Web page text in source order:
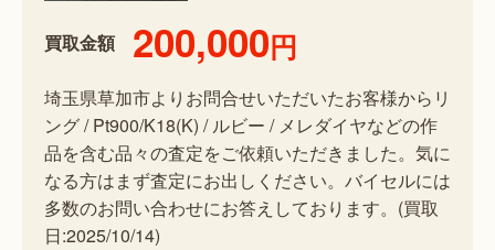
買取金額 200,000円
埼玉県草加市よりお問合せいただいたお客様からリ
ング / Pt900/K18(K) / ルビー / メレダイヤなどの作
品を含む品々の査定をご依頼いただきました。気に
なる方はまず査定にお出しください。バイセルには
多数のお問い合わせにお答えしております。(買取
日:2025/10/14)